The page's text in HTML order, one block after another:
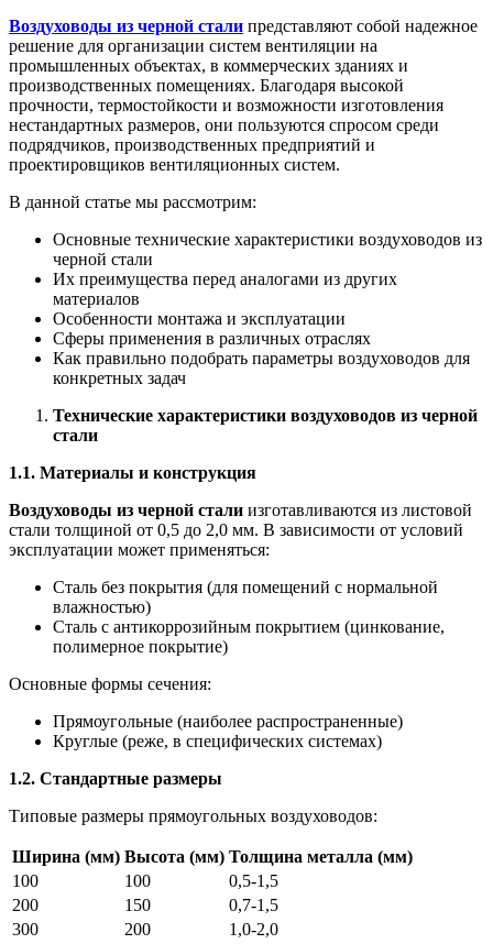
Воздуховоды из черной стали представляют собой надежное
решение для организации систем вентиляции на
промышленных объектах, в коммерческих зданиях и
производственных помещениях. Благодаря высокой
прочности, термостойкости и возможности изготовления
нестандартных размеров, они пользуются спросом среди
подрядчиков, производственных предприятий и
проектировщиков вентиляционных систем.
В данной статье мы рассмотрим:
Основные технические характеристики воздуховодов из
черной стали
Их преимущества перед аналогами из других
материалов
Особенности монтажа и эксплуатации
Сферы применения в различных отраслях
Как правильно подобрать параметры воздуховодов для
конкретных задач
Технические характеристики воздуховодов из черной
стали
1.1. Материалы и конструкция
Воздуховоды из черной стали изготавливаются из листовой
стали толщиной от 0,5 до 2,0 мм. В зависимости от условий
эксплуатации может применяться:
Сталь без покрытия (для помещений с нормальной
влажностью)
Сталь с антикоррозийным покрытием (цинкование,
полимерное покрытие)
Основные формы сечения:
Прямоугольные (наиболее распространенные)
Круглые (реже, в специфических системах)
1.2. Стандартные размеры
Типовые размеры прямоугольных воздуховодов:
Ширина (мм) Высота (мм) Толщина металла (мм)
100
100
0,5-1,5
200
150
0,7-1,5
300
200 1,0-2,0